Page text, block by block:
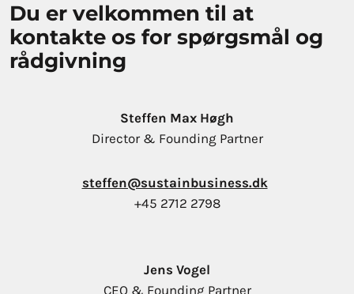
Du er velkommen til at
kontakte os for spørgsmål og
rådgivning
Steffen Max Høgh
Director & Founding Partner
steffen@sustainbusiness.dk
+45 2712 2798
Jens Vogel
CEO & Founding Partner